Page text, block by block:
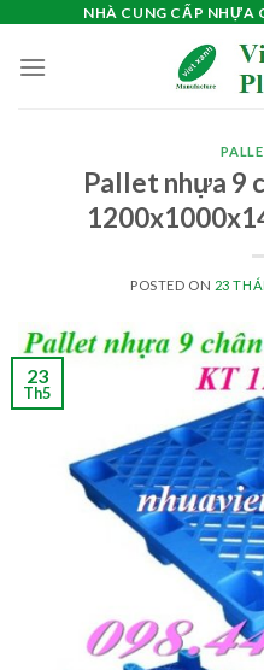
content
NHÀ CUNG CẤP NHỰA
Pallet nhựa 9
POSTED ON 23
23
Th5